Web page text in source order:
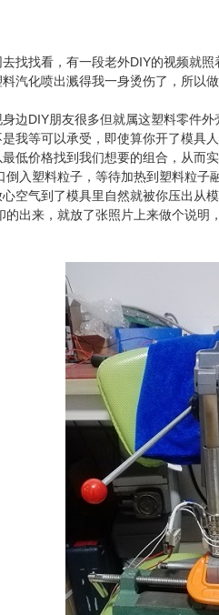
找找看，有一段老外DIY的视频就
汽化喷出溅得我一身烫伤了，所以
DIY朋友很多但就属这塑料零件外
我等可以承受，即使算你开了模具
低价格找到我们想要的组合，从而
塑料粒子，等待加热到塑料粒子
空气到了模具里自然就被你压出
来，就放了张照片上来做个说明